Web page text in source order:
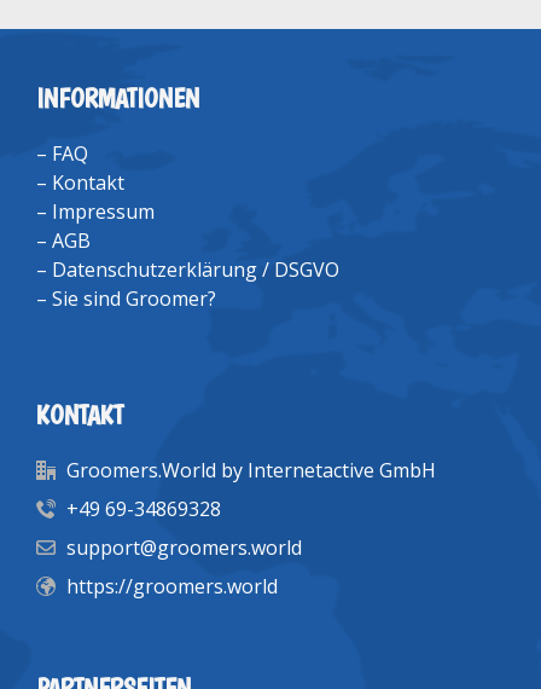
INFORMATIONEN
– FAQ
– Kontakt
– Impressum
– AGB
– Datenschutzerklärung / DSGVO
– Sie sind Groomer?
KONTAKT
Groomers.World by Internetactive GmbH
+49 69-34869328
support@groomers.world
https://groomers.world